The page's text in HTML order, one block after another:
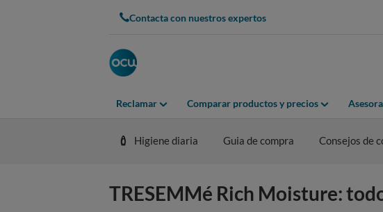
Contacta con nuestros expertos
Reclamar Comparar productos y precios
Higiene diaria Guia de compra Consejos de
TRESEMMé Rich Moisture: